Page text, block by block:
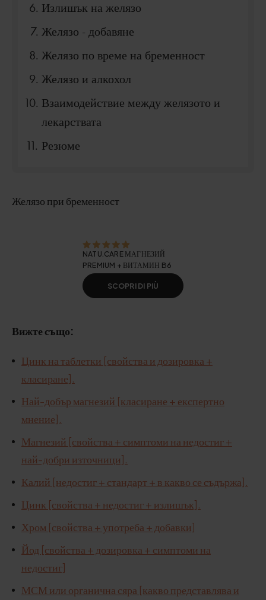
Излишък на желязо
Желязо - добавяне
Желязо по време на бременност
Желязо и алкохол
Взаимодействие между желязото и
лекарствата
Резюме
Желязо при бременност
NATU.CARE МАГНЕЗИЙ
PREMIUM + ВИТАМИН B6
SCOPRI DI PIÙ
Вижте също:
Цинк на таблетки [свойства и дозировка +
класиране].
Най-добър магнезий [класиране + експертно
мнение].
Магнезий [свойства + симптоми на недостиг +
най-добри източници].
Калий [недостиг + стандарт + в какво се съдържа].
Цинк [свойства + недостиг + излишък].
Хром [свойства + употреба + добавки]
Йод [свойства + дозировка + симптоми на
недостиг]
МСМ или органична сяра [какво представлява и